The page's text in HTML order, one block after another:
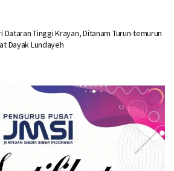
Dataran Tinggi Krayan, Ditanam Turun-temurun
Dayak Lundayeh